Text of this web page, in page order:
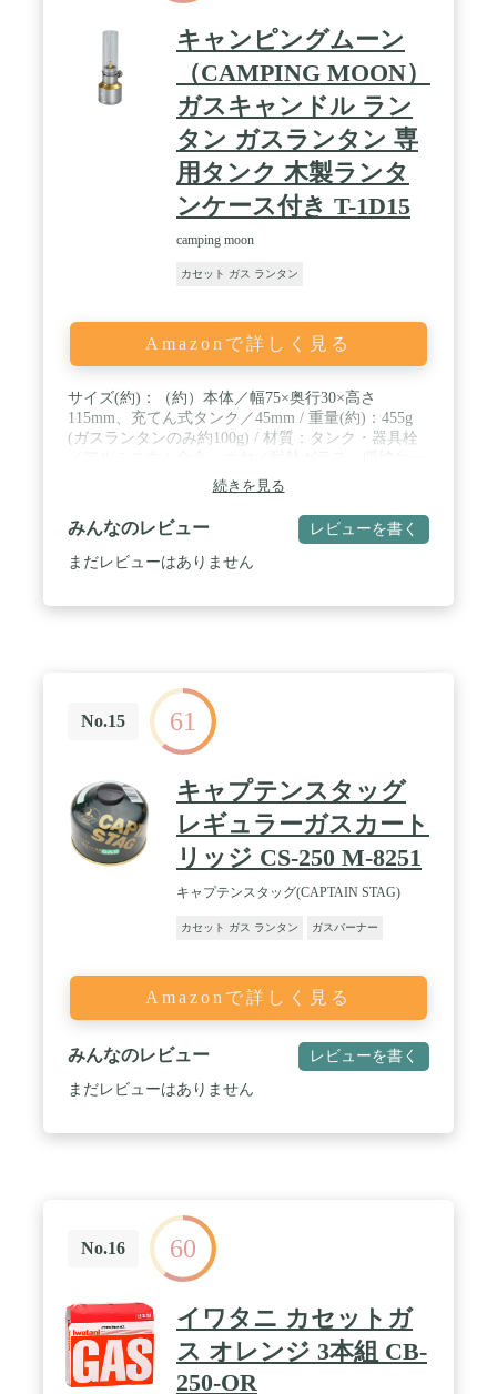
キャンピングムーン
（CAMPING MOON）
ガスキャンドル ラン
タン ガスランタン 専
用タンク 木製ランタ
ンケース付き T-1D15
camping moon
カセット ガス ランタン
Amazonで詳しく見る
サイズ(約)：（約）本体／幅75×奥行30×高さ
115mm、充てん式タンク／45mm / 重量(約)：455g
(ガスランタンのみ約100g) / 材質：タンク・器具栓
ス／天然木 / 連続燃焼時間：充てん式専用タンクで
１〜２時間 （タンク充てん状況や火力により変動し
ます） / 特徴：①ガスを燃料として、マントルを使
用しないキャンドルタイプのランタンです。 ②キャ
ンドルのように揺らめく優しい光が、キャンプサイ
続きを見る
みんなのレビュー レビューを書く
まだレビューはありません
No.15 61
キャプテンスタッグ
レギュラーガスカート
リッジ CS-250 M-8251
キャプテンスタッグ(CAPTAIN STAG)
カセット ガス ランタン ガスバーナー
Amazonで詳しく見る
みんなのレビュー レビューを書く
まだレビューはありません
No.16 60
イワタニ カセットガ
ス オレンジ 3本組 CB-
250-OR